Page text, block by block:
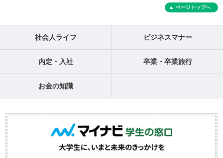
ページトップへ
社会人ライフ ビジネスマナー
内定・入社 卒業・卒業旅行
お金の知識